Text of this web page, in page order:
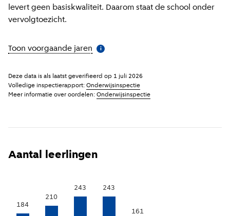
levert geen basiskwaliteit. Daarom staat de school onder
vervolgtoezicht.
Toon voorgaande jaren Meer informatie
i
Deze data is als laatst geverifieerd op 1 juli 2026
Volledige inspectierapport: Onderwijsinspectie
Meer informatie over oordelen: Onderwijsinspectie
Aantal leerlingen
184
210
243 243
161